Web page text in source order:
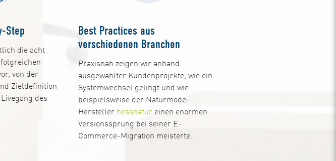
Step
die acht
von der
Zieldefinition
des
Best Practices aus
verschiedenen Branchen
Praxisnah zeigen wir anhand
ausgewählter Kundenprojekte, wie ein
Systemwechsel gelingt und wie
beispielsweise der Naturmode-
Hersteller hessnatur einen enormen
Versionssprung bei seiner E-
Commerce-Migration meisterte.